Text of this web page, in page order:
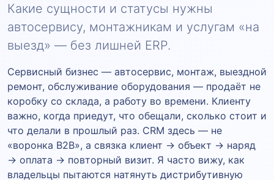
Какие сущности и статусы нужны
автосервису, монтажникам и услугам «на
выезд» — без лишней ERP.
Сервисный бизнес — автосервис, монтаж, выездной
ремонт, обслуживание оборудования — продаёт не
коробку со склада, а работу во времени. Клиенту
важно, когда приедут, что обещали, сколько стоит и
что делали в прошлый раз. CRM здесь — не
«воронка B2B», а связка клиент → объект → наряд
→ оплата → повторный визит. Я часто вижу, как
владельцы пытаются натянуть дистрибутивную